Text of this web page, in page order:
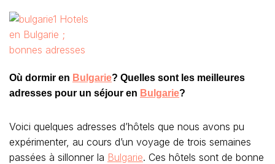
Où dormir en Bulgarie? Quelles sont les meilleures
adresses pour un séjour en Bulgarie?
Voici quelques adresses d’hôtels que nous avons pu
expérimenter, au cours d’un voyage de trois semaines
passées à sillonner la Bulgarie. Ces hôtels sont de bonne